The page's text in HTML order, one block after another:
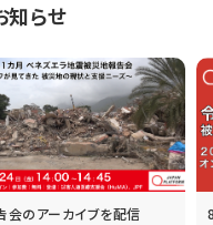
知らせ
会のアーカイブを配信